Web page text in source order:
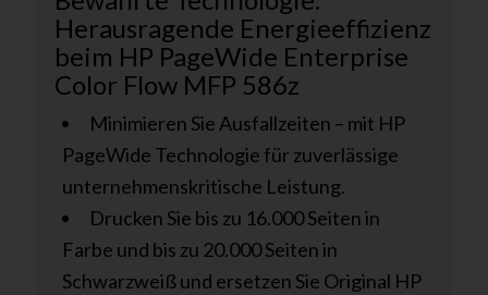
Herausragende Energieeffizienz
beim HP PageWide Enterprise
Color Flow MFP 586z
Minimieren Sie Ausfallzeiten – mit HP
PageWide Technologie für zuverlässige
unternehmenskritische Leistung.
Drucken Sie bis zu 16.000 Seiten in
Farbe und bis zu 20.000 Seiten in
Schwarzweiß und ersetzen Sie Original HP